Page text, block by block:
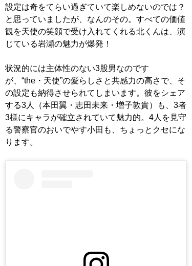
設定は奇をてらい過ぎていて楽しめないのでは？
と思っていましたが、なんのその。すべての価値
観を天使の笑顔で受け入れてくれる北くんは、演
じている岩瀬の魅力が爆発！
状況的には主体性のない3股男なのです
が、“the・天使”の愛らしさと共感力の高さで、そ
の設定も納得させられてしまいます。彼をシェア
する3人（本田翼・志田未来・増子敦貴）も、3者
3様にキャラが確立されていて魅力的。4人を見守
る警察官のおいでやす小田も、ちょっとクセにな
ります。